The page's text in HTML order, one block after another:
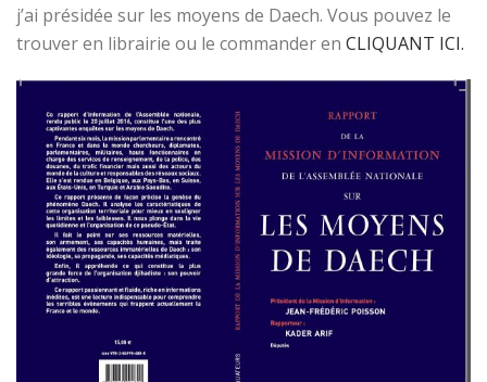
j’ai présidée sur les moyens de Daech. Vous pouvez le
trouver en librairie ou le commander en CLIQUANT ICI.